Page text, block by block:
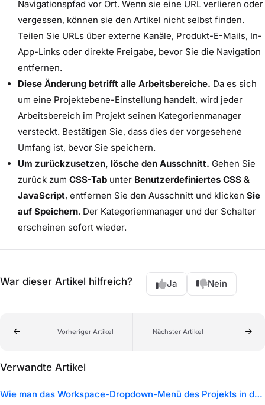
Navigationspfad vor Ort. Wenn sie eine URL verlieren oder
vergessen, können sie den Artikel nicht selbst finden.
Teilen Sie URLs über externe Kanäle, Produkt-E-Mails, In-
App-Links oder direkte Freigabe, bevor Sie die Navigation
entfernen.
Diese Änderung betrifft alle Arbeitsbereiche. Da es sich
um eine Projektebene-Einstellung handelt, wird jeder
Arbeitsbereich im Projekt seinen Kategorienmanager
versteckt. Bestätigen Sie, dass dies der vorgesehene
Umfang ist, bevor Sie speichern.
Um zurückzusetzen, lösche den Ausschnitt. Gehen Sie
zurück zum CSS-Tab unter Benutzerdefiniertes CSS &
JavaScript, entfernen Sie den Ausschnitt und klicken Sie
auf Speichern. Der Kategorienmanager und der Schalter
erscheinen sofort wieder.
War dieser Artikel hilfreich? Ja Nein
Vorheriger Artikel Nächster Artikel
Verwandte Artikel
Wie man das Workspace-Dropdown-Menü des Projekts in der Knowledge Base-Seite ausbreitet